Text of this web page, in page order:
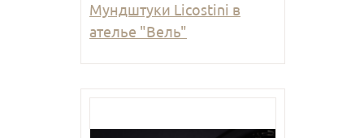
Мундштуки Licostini в
ателье "Вель"